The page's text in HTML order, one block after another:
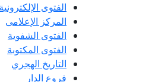
الفتوى الإلكترونية
المركز الإعلامى
الفتوى الشفوية
الفتوى المكتوبة
التاريخ الهجري
فروع الدار